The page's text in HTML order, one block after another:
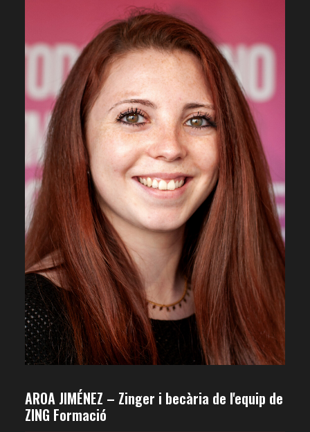
AROA JIMÉNEZ – Zinger i becària de l'equip de
ZING Formació